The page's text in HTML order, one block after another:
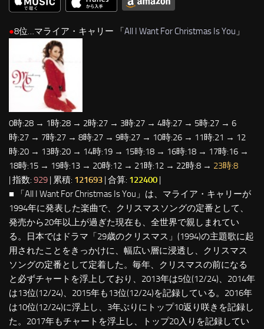
●8位…マライア・キャリー 「All I Want For Christmas Is You 」
0時:28 → 1時:28 → 2時:27 → 3時:27 → 4時:27 → 5時:27 → 6
時:27 → 7時:27 → 8時:27 → 9時:27 → 10時:26 → 11時:21 → 12
時:20 → 13時:20 → 14時:19 → 15時:18 → 16時:18 → 17時:16 →
18時:15 → 19時:13 → 20時:12 → 21時:12 → 22時:8 → 23時:8
| 指数: 929 | 累積: 121693 | 合算: 122400 |
■ 「All I Want For Christmas Is You」は、マライア・キャリーが
1994年に発表した楽曲で、クリスマスソングの定番として、
発売から20年以上が過ぎた現在も、全世界で親しまれてい
る。日本ではドラマ「29歳のクリスマス」(1994)の主題歌に起
用されたことをきっかけに、幅広い層に浸透し、クリスマス
ソングの定番として定着した。毎年、クリスマスの前になる
と必ずチャートを浮上しており、2013年は5位(12/24)、2014年
は13位(12/24)、2015年も13位(12/24)を記録している。2016年
は10位(12/24)に浮上し、3年ぶりにトップ10返り咲きを記録し
た。2017年もチャートを浮上し、トップ20入りを記録してい